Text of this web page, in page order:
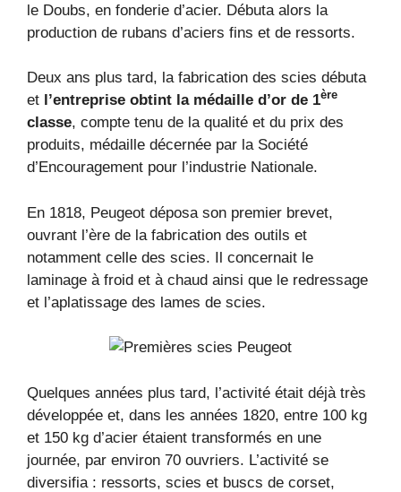
le Doubs, en fonderie d’acier. Débuta alors la
production de rubans d’aciers fins et de ressorts.
Deux ans plus tard, la fabrication des scies débuta
et l’entreprise obtint la médaille d’or de 1ère
classe, compte tenu de la qualité et du prix des
produits, médaille décernée par la Société
d’Encouragement pour l’industrie Nationale.
En 1818, Peugeot déposa son premier brevet,
ouvrant l’ère de la fabrication des outils et
notamment celle des scies. Il concernait le
laminage à froid et à chaud ainsi que le redressage
et l’aplatissage des lames de scies.
Quelques années plus tard, l’activité était déjà très
développée et, dans les années 1820, entre 100 kg
et 150 kg d’acier étaient transformés en une
journée, par environ 70 ouvriers. L’activité se
diversifia : ressorts, scies et buscs de corset,